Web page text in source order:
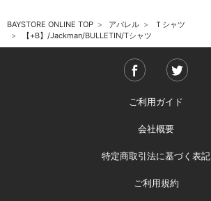
BAYSTORE ONLINE TOP アパレル
Ｔシャツ
【+B】/Jackman/BULLETIN/Tシャツ
ご利用ガイド
会社概要
特定商取引法に基づく表記
ご利用規約